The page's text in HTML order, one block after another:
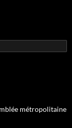
métropolitaine